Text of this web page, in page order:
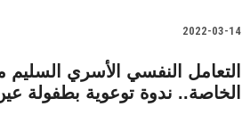
2022-03-14
التعامل النفسي الأسري السليم
الخاصة.. ندوة توعوية بطفولة